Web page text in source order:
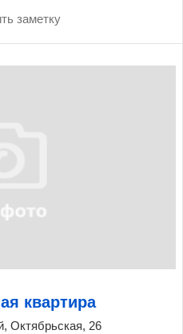
заметку
квартира
Октябрьская, 26